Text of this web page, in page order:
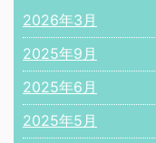
2026年3月
2025年9月
2025年6月
2025年5月